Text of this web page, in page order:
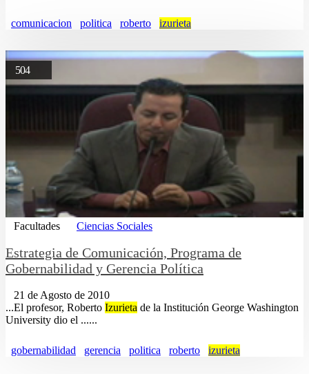
comunicacion politica roberto izurieta
504
Facultades Ciencias Sociales
Estrategia de Comunicación, Programa de
Gobernabilidad y Gerencia Política
21 de Agosto de 2010
...El profesor, Roberto Izurieta de la Institución George Washington
University dio el ......
gobernabilidad gerencia politica roberto izurieta